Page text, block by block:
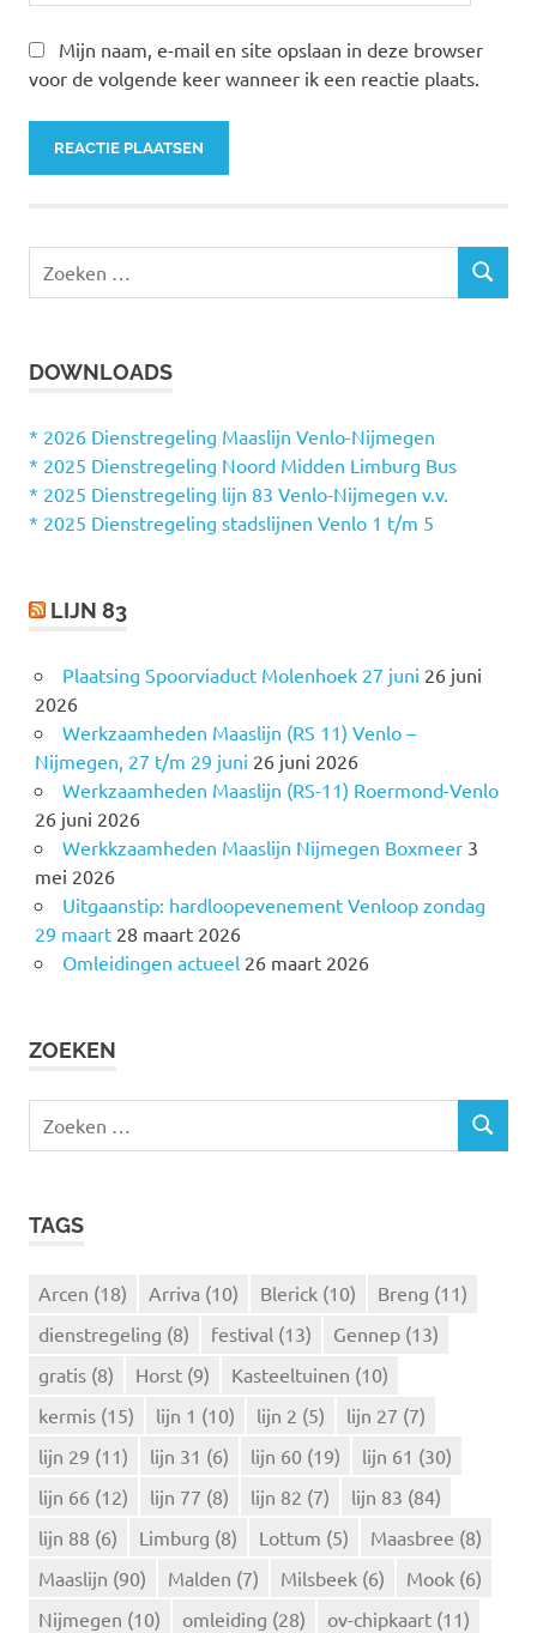
Mijn naam, e-mail en site opslaan in deze browser
voor de volgende keer wanneer ik een reactie plaats.
e
n
a
a
r
Z
DOWNLOADS
* 2026 Dienstregeling Maaslijn Venlo-Nijmegen
* 2025 Dienstregeling Noord Midden Limburg Bus
* 2025 Dienstregeling lijn 83 Venlo-Nijmegen v.v.
* 2025 Dienstregeling stadslijnen Venlo 1 t/m 5
LIJN 83
Plaatsing Spoorviaduct Molenhoek 27 juni 26 juni
2026
Werkzaamheden Maaslijn (RS 11) Venlo –
Nijmegen, 27 t/m 29 juni 26 juni 2026
Werkzaamheden Maaslijn (RS-11) Roermond-Venlo
26 juni 2026
Werkkzaamheden Maaslijn Nijmegen Boxmeer 3
mei 2026
Uitgaanstip: hardloopevenement Venloop zondag
29 maart 28 maart 2026
Omleidingen actueel 26 maart 2026
ZOEKEN
e
Z
TAGS
Arcen (18) Arriva (10) Blerick (10) Breng (11)
dienstregeling (8) festival (13) Gennep (13)
gratis (8) Horst (9) Kasteeltuinen (10)
kermis (15) lijn 1 (10) lijn 2 (5) lijn 27 (7)
lijn 29 (11) lijn 31 (6) lijn 60 (19) lijn 61 (30)
lijn 66 (12) lijn 77 (8) lijn 82 (7) lijn 83 (84)
lijn 88 (6) Limburg (8) Lottum (5) Maasbree (8)
Maaslijn (90) Malden (7) Milsbeek (6) Mook (6)
Nijmegen (10) omleiding (28) ov-chipkaart (11)